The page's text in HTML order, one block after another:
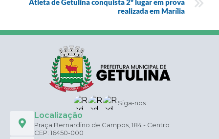
Atleta de Getulina conquista 2º lugar em prova
realizada em Marília
Siga-nos
Localização
Praça Bernardino de Campos, 184 - Centro
CEP: 16450-000